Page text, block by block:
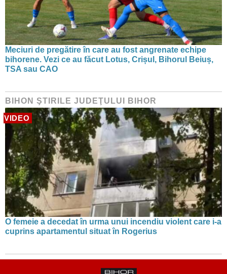
Meciuri de pregătire în care au fost angrenate echipe
bihorene. Vezi ce au făcut Lotus, Crișul, Bihorul Beiuș,
TSA sau CAO
BIHON ŞTIRILE JUDEŢULUI BIHOR
VIDEO
O femeie a decedat în urma unui incendiu violent care i-a
cuprins apartamentul situat în Rogerius